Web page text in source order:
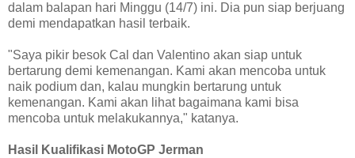
dalam balapan hari Minggu (14/7) ini. Dia pun siap berjuang
demi mendapatkan hasil terbaik.
"Saya pikir besok Cal dan Valentino akan siap untuk
bertarung demi kemenangan. Kami akan mencoba untuk
naik podium dan, kalau mungkin bertarung untuk
kemenangan. Kami akan lihat bagaimana kami bisa
mencoba untuk melakukannya," katanya.
Hasil Kualifikasi MotoGP Jerman